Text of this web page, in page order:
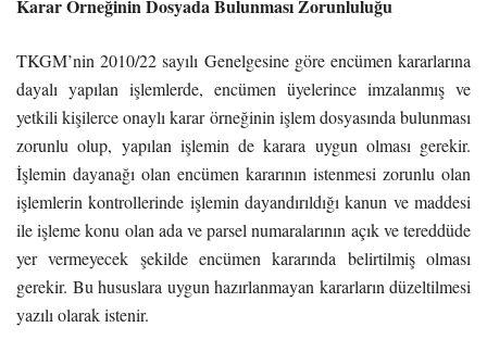
Karar Örneğinin Dosyada Bulunması Zorunluluğu
TKGM’nin 2010/22 sayılı Genelgesine göre encümen kararlarına
dayalı yapılan işlemlerde, encümen üyelerince imzalanmış ve
yetkili kişilerce onaylı karar örneğinin işlem dosyasında bulunması
zorunlu olup, yapılan işlemin de karara uygun olması gerekir.
İşlemin dayanağı olan encümen kararının istenmesi zorunlu olan
işlemlerin kontrollerinde işlemin dayandırıldığı kanun ve maddesi
ile işleme konu olan ada ve parsel numaralarının açık ve tereddüde
yer vermeyecek şekilde encümen kararında belirtilmiş olması
gerekir. Bu hususlara uygun hazırlanmayan kararların düzeltilmesi
yazılı olarak istenir.